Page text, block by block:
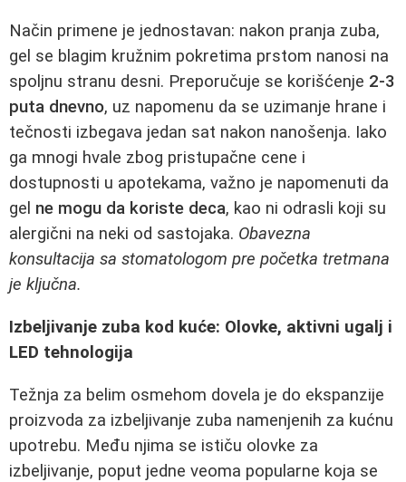
Način primene je jednostavan: nakon pranja zuba,
gel se blagim kružnim pokretima prstom nanosi na
spoljnu stranu desni. Preporučuje se korišćenje 2-3
puta dnevno, uz napomenu da se uzimanje hrane i
tečnosti izbegava jedan sat nakon nanošenja. Iako
ga mnogi hvale zbog pristupačne cene i
dostupnosti u apotekama, važno je napomenuti da
gel ne mogu da koriste deca, kao ni odrasli koji su
alergični na neki od sastojaka. Obavezna
konsultacija sa stomatologom pre početka tretmana
je ključna.
Izbeljivanje zuba kod kuće: Olovke, aktivni ugalj i
LED tehnologija
Težnja za belim osmehom dovela je do ekspanzije
proizvoda za izbeljivanje zuba namenjenih za kućnu
upotrebu. Među njima se ističu olovke za
izbeljivanje, poput jedne veoma popularne koja se